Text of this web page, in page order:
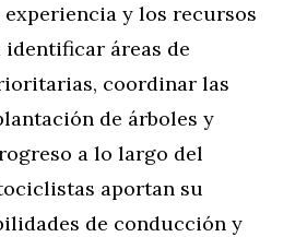
y los recursos
identificar áreas de
coordinar las
de árboles y
a lo largo del
aportan su
de conducción y